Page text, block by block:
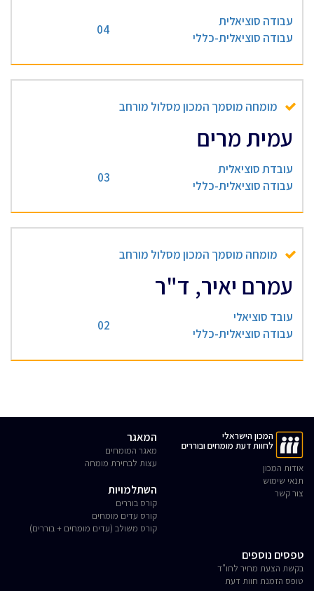
עבודה סוציאלית
עבודה סוציאלית-כללי
04
מומחה מוסמך המכון מסלול מורחב
עמית מרים
עובדת סוציאלית
עבודה סוציאלית-כללי
03
מומחה מוסמך המכון מסלול מורחב
עמרם יאיר, ד"ר
עובד סוציאלי
עבודה סוציאלית-כללי
02
המכון הישראלי
לחוות דעת מומחים ובוררים
אודות המכון
תנאי שימוש
צור קשר
המאגר
מאגר המומחים
עצות לבחירת מומחה
השתלמויות
קורס בוררים
קורס עדים מומחים
קורס משולב (עדים מומחים + בוררים)
טפסים נוספים
בקשת הצעת מחיר לחו"ד
טופס הזמנת חוות דעת